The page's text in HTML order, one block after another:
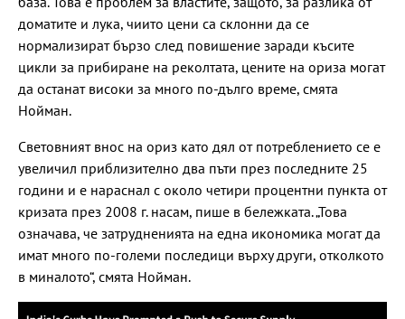
доматите и лука, чиито цени са склонни да се
нормализират бързо след повишение заради късите
цикли за прибиране на реколтата, цените на ориза могат
да останат високи за много по-дълго време, смята
Нойман.
Световният внос на ориз като дял от потреблението се е
увеличил приблизително два пъти през последните 25
години и е нараснал с около четири процентни пункта от
кризата през 2008 г. насам, пише в бележката. „Това
означава, че затрудненията на една икономика могат да
имат много по-големи последици върху други, отколкото
в миналото“, смята Нойман.